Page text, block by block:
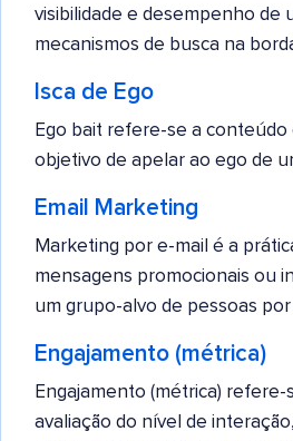
visibilidade e desempenho de
mecanismos de busca na
Isca de Ego
Ego bait refere-se a conteúdo
objetivo de apelar ao ego de
Email Marketing
Marketing por e-mail é a
mensagens promocionais ou
um grupo-alvo de pessoas por
Engajamento (métrica)
Engajamento (métrica) refere-
avaliação do nível de